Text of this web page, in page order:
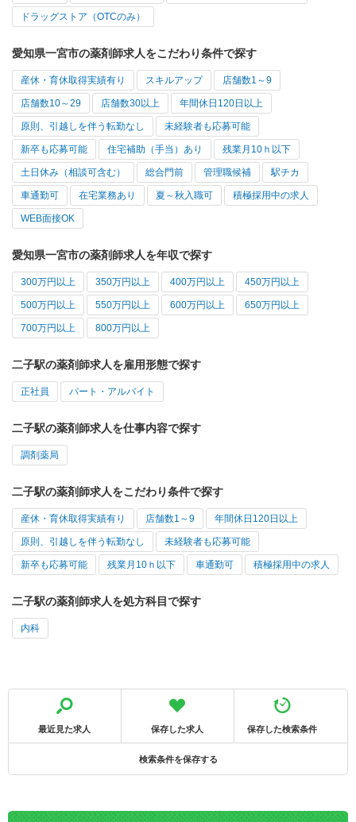
ドラッグストア（OTCのみ）
愛知県一宮市の薬剤師求人をこだわり条件で探す
産休・育休取得実績有り スキルアップ 店舗数1～9
店舗数10～29 店舗数30以上 年間休日120日以上
原則、引越しを伴う転勤なし 未経験者も応募可能
新卒も応募可能 住宅補助（手当）あり 残業月10ｈ以下
土日休み（相談可含む） 総合門前 管理職候補 駅チカ
車通勤可 在宅業務あり 夏～秋入職可 積極採用中の求人
WEB面接OK
愛知県一宮市の薬剤師求人を年収で探す
300万円以上 350万円以上 400万円以上 450万円以上
500万円以上 550万円以上 600万円以上 650万円以上
700万円以上 800万円以上
二子駅の薬剤師求人を雇用形態で探す
正社員 パート・アルバイト
二子駅の薬剤師求人を仕事内容で探す
調剤薬局
二子駅の薬剤師求人をこだわり条件で探す
産休・育休取得実績有り 店舗数1～9 年間休日120日以上
原則、引越しを伴う転勤なし 未経験者も応募可能
新卒も応募可能 残業月10ｈ以下 車通勤可 積極採用中の求人
二子駅の薬剤師求人を処方科目で探す
内科
最近見た求人 保存した求人 保存した検索条件
検索条件を保存する